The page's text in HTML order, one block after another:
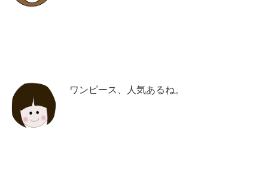
ワンピース、人気あるね。